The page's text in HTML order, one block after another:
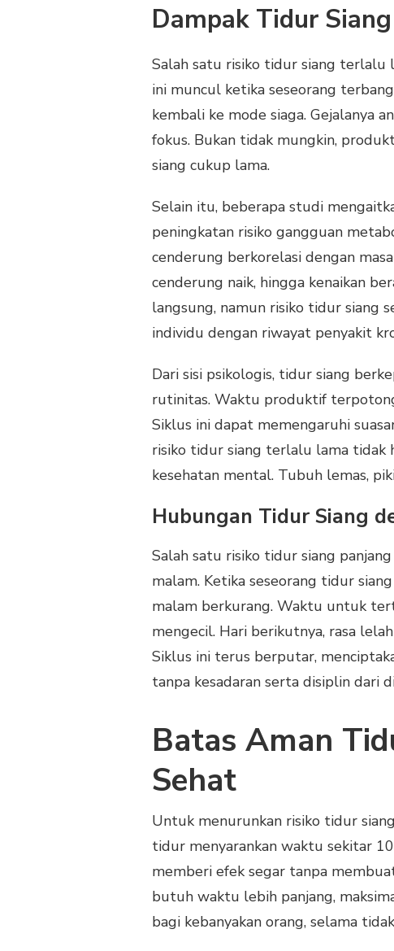
Dampak Tidur
Salah satu risiko tidur siang terlalu
ini muncul ketika seseorang
kembali ke mode siaga. Gejalanya
fokus. Bukan tidak mungkin,
siang cukup lama.
Selain itu, beberapa studi
peningkatan risiko gangguan
cenderung berkorelasi dengan
cenderung naik, hingga kenaikan
langsung, namun risiko tidur siang
individu dengan riwayat penyakit
Dari sisi psikologis, tidur siang
rutinitas. Waktu produktif
Siklus ini dapat memengaruhi
risiko tidur siang terlalu lama tidak
kesehatan mental. Tubuh lemas,
Hubungan Tidur Siang
Salah satu risiko tidur siang
malam. Ketika seseorang tidur
malam berkurang. Waktu untuk
mengecil. Hari berikutnya, rasa
Siklus ini terus berputar,
tanpa kesadaran serta disiplin dari
Batas Aman
Sehat
Untuk menurunkan risiko tidur
tidur menyarankan waktu sekitar
memberi efek segar tanpa
butuh waktu lebih panjang,
bagi kebanyakan orang, selama